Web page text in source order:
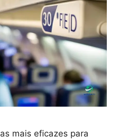
mais eficazes para